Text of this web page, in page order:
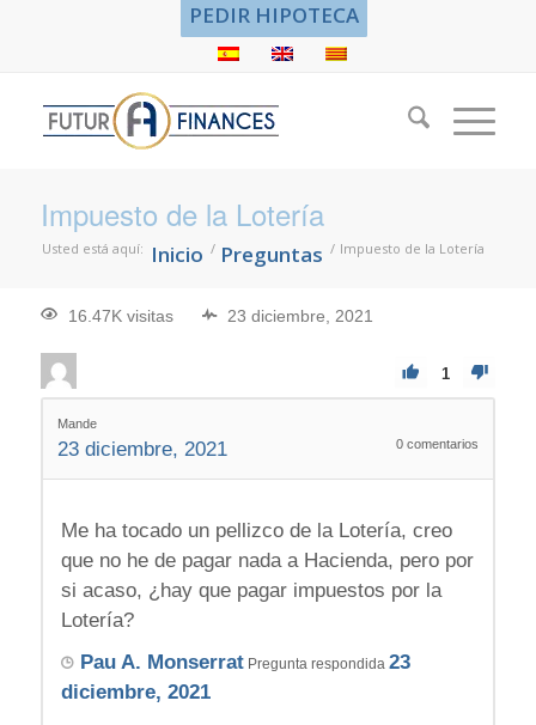
PEDIR HIPOTECA
Impuesto de la Lotería
Usted está aquí: Inicio / Preguntas / Impuesto de la Lotería
16.47K visitas 23 diciembre, 2021
1
Mande
23 diciembre, 2021 0 comentarios
Me ha tocado un pellizco de la Lotería, creo
que no he de pagar nada a Hacienda, pero por
si acaso, ¿hay que pagar impuestos por la
Lotería?
Pau A. MonserratPregunta respondida 23
diciembre, 2021